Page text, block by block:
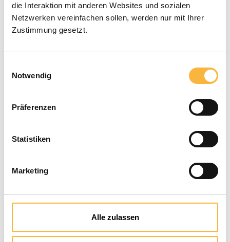
die Interaktion mit anderen Websites und sozialen
Netzwerken vereinfachen sollen, werden nur mit Ihrer
Zustimmung gesetzt.
Notwendig
Präferenzen
Statistiken
Marketing
Alle zulassen
Disponible dans le délai de livraison
indiqué
Quantité de produit : Entrez la
Ajouter au panier